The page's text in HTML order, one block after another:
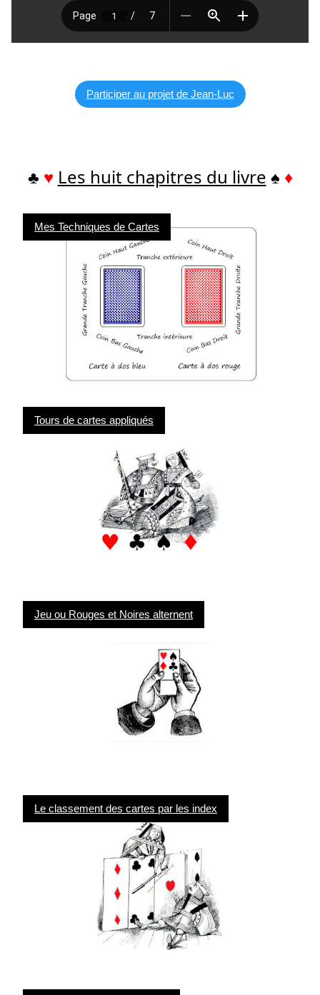
Participer au projet de Jean-Luc
♣ ♥ Les huit chapitres du livre ♠ ♦
Mes Techniques de Cartes
Tours de cartes appliqués
Jeu ou Rouges et Noires alternent
Le classement des cartes par les index